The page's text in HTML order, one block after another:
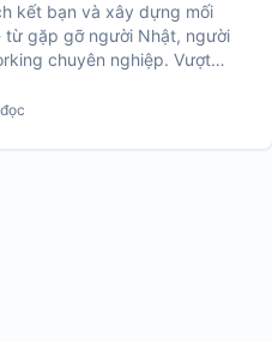
kết bạn và xây dựng mối
từ gặp gỡ người Nhật, người
chuyên nghiệp. Vượt